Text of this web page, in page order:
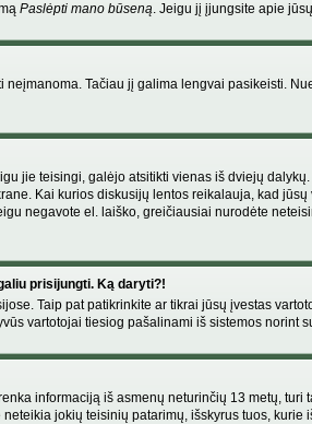
Paslėpti mano būseną. Jeigu jį įjungsite apie
Tačiau jį galima lengvai pasikeisti.
jie teisingi, galėjo atsitikti vienas iš dviejų
Kai kurios diskusijų lentos reikalauja, kad
negavote el. laiško, greičiausiai nurodėte
prisijungti. Ką daryti?!
Taip pat patikrinkite ar tikrai jūsų įvestas
vartotojai tiesiog pašalinami iš sistemos
informaciją iš asmenų neturinčių 13 metų,
jokių teisinių patarimų, išskyrus tuos, kurie